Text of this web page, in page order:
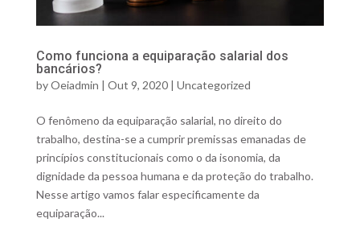
Como funciona a equiparação salarial dos
bancários?
byOeiadmin | Out 9, 2020| Uncategorized
O fenômeno da equiparação salarial, no direito do
trabalho, destina-se a cumprir premissas emanadas de
princípios constitucionais como o da isonomia, da
dignidade da pessoa humana e da proteção do trabalho.
Nesse artigo vamos falar especificamente da
equiparação...